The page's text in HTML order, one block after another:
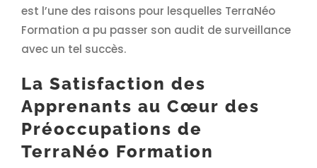
est l’une des raisons pour lesquelles TerraNéo
Formation a pu passer son audit de surveillance
avec un tel succès.
La Satisfaction des
Apprenants au Cœur des
Préoccupations de
TerraNéo Formation